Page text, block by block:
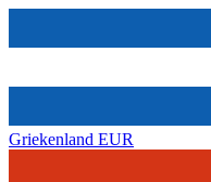
Griekenland EUR